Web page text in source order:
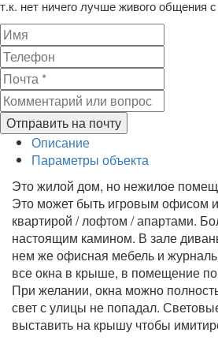
т.к. нет ничего лучше живого общения
Отправить на почту
Описание
Параметры объекта
Это жилой дом, но нежилое
Это может быть игровым офисом
квартирой / лофтом / апартами.
настоящим камином. В зале
нем же офисная мебель и
все окна в крыше, в помещение
При желании, окна можно
свет с улицы не попадал.
выставить на крышу чтобы